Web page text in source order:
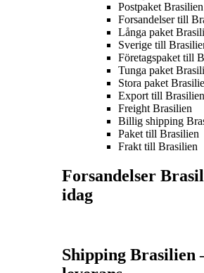
Postpaket Brasilien
Forsandelser till
Långa paket
Sverige till
Företagspaket till
Tunga paket
Stora paket
Export till Brasilien
Freight Brasilien
Billig shipping
Paket till Brasilien
Frakt till Brasilien
Forsandelser
idag
Shipping Brasilien